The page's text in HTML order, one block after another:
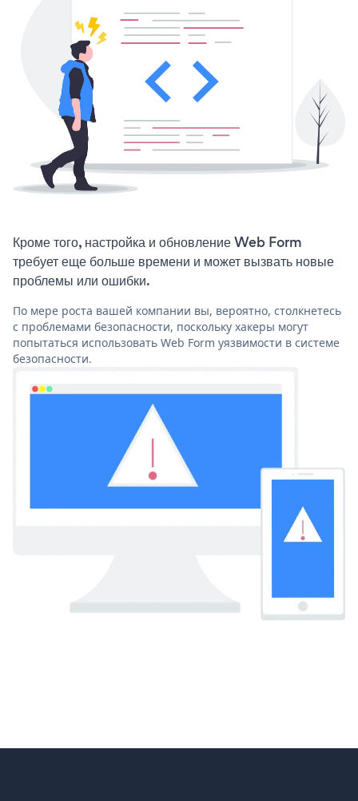
Кроме того, настройка и обновление Web Form
требует еще больше времени и может вызвать новые
проблемы или ошибки.
По мере роста вашей компании вы, вероятно, столкнетесь
с проблемами безопасности, поскольку хакеры могут
попытаться использовать Web Form уязвимости в системе
безопасности.